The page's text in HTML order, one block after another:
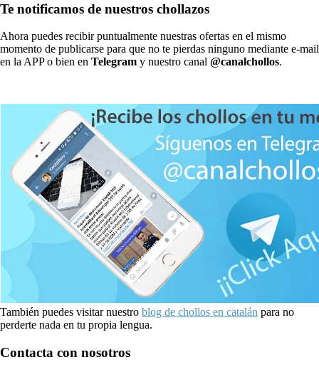
Te notificamos de nuestros chollazos
Ahora puedes recibir puntualmente nuestras ofertas en el mismo
momento de publicarse para que no te pierdas ninguno mediante e-mail
en la APP o bien en Telegram y nuestro canal @canalchollos.
También puedes visitar nuestro blog de chollos en catalán para no
perderte nada en tu propia lengua.
Contacta con nosotros